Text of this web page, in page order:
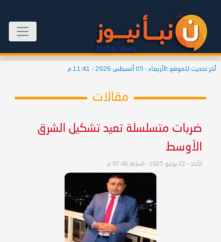
آخر تحديث للموقع : الأربعاء - 05 أغسطس 2026 - 11:41 م
مقالات
ضربات متسلسلة تعيد تشكيل الشرق
الأوسط
الأحد - 22 يونيو 2025 - الساعة 07:46 م